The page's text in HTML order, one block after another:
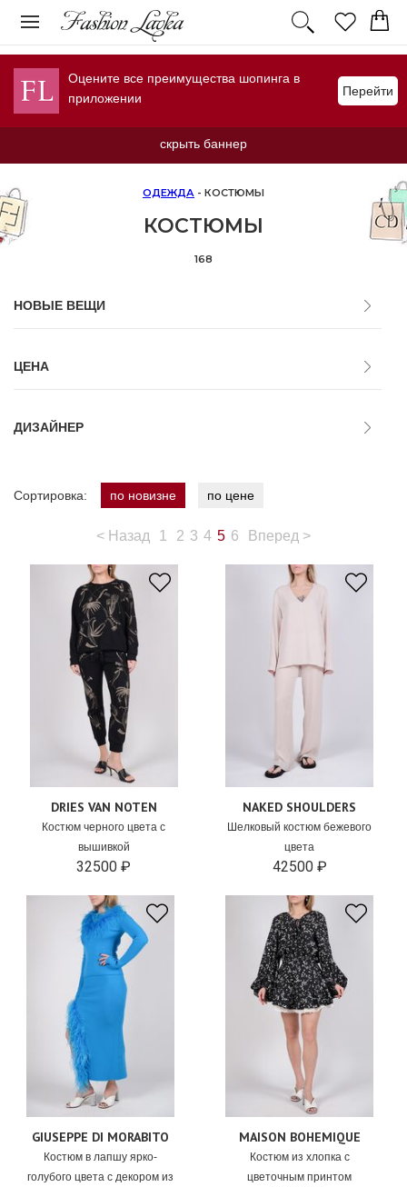
Оцените все преимущества шопинга в
приложении
Перейти
скрыть баннер
ОДЕЖДА - КОСТЮМЫ
КОСТЮМЫ
168
НОВЫЕ ВЕЩИ
ЦЕНА
ДИЗАЙНЕР
Сортировка: по новизне по цене
< Назад 1 2 3 4 5 6 Вперед >
DRIES VAN NOTEN
Костюм черного цвета с
вышивкой
32500 ₽
NAKED SHOULDERS
Шелковый костюм бежевого
цвета
42500 ₽
GIUSEPPE DI MORABITO
Костюм в лапшу ярко-
голубого цвета с декором из
MAISON BOHEMIQUE
Костюм из хлопка с
цветочным принтом